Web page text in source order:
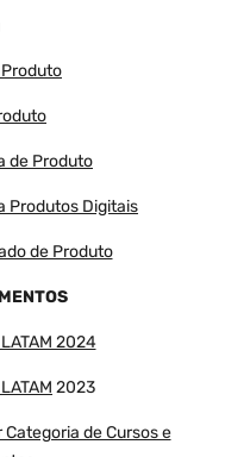
de Produto
Produtos Digitais
de Produto
2024
2023
Categoria de Cursos e